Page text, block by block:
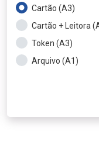
Cartão (A3)
Cartão + Leitora
Token (A3)
Arquivo (A1)